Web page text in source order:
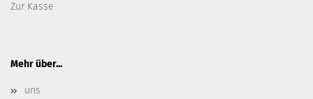
Zur Kasse
Mehr über...
uns